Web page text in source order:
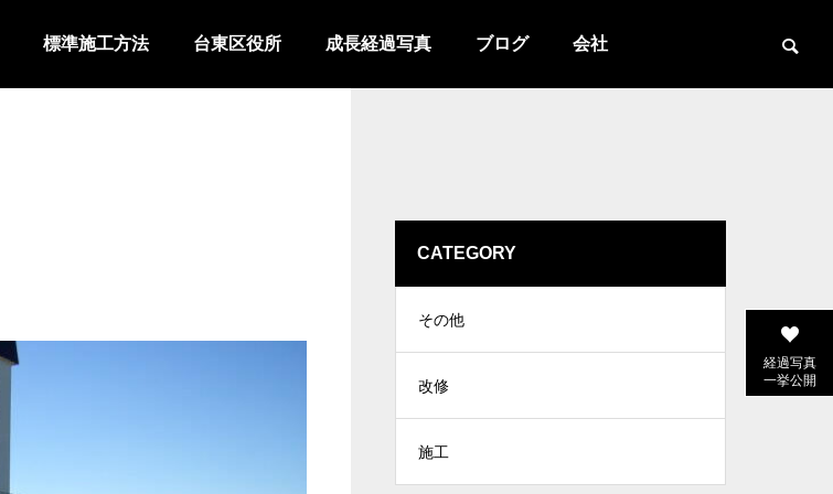
標準施工方法 台東区役所 成長経過写真 ブログ 会社
CATEGORY
その他
改修
施工
経過写真
一挙公開